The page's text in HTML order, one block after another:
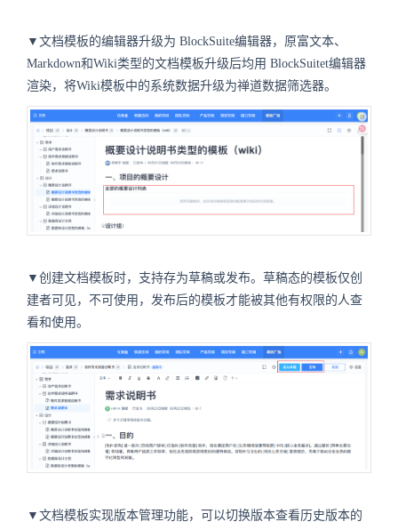
▼文档模板的编辑器升级为 BlockSuite编辑器，原富文本、
Markdown和Wiki类型的文档模板升级后均用 BlockSuitet编辑器
渲染，将Wiki模板中的系统数据升级为禅道数据筛选器。
▼创建文档模板时，支持存为草稿或发布。草稿态的模板仅创
建者可见，不可使用，发布后的模板才能被其他有权限的人查
看和使用。
▼文档模板实现版本管理功能，可以切换版本查看历史版本的